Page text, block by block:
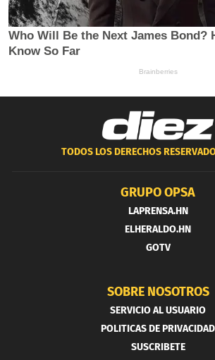
TODOS LOS DERECHOS
GRUPO OPSA
LAPRENSA.HN
ELHERALDO.HN
GOTV
SOBRE NOSOTROS
SERVICIO AL USUARIO
POLITICAS DE PRIVACIDAD
SUSCRIBETE